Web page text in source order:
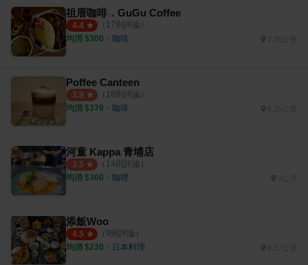
祖厝咖啡．GuGu Coffee
4.4 （ 17則評論）
均消 $300 ・ 咖啡
Poffee Canteen
3.9 （ 18則評論）
均消 $370 ・ 咖啡
河童 Kappa 青埔店
3.5 （ 14則評論）
均消 $300 ・ 咖哩
添飯Woo
4.5 （ 9則評論）
均消 $230 ・ 日本料理 6.57公里